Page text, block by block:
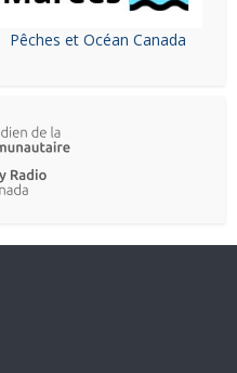
Pêches et Océan Canada